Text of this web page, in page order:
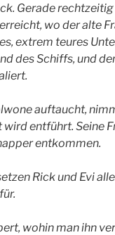
Gerade
wo der alte
extrem teures
des Schiffs, und
auftaucht,
entführt. Seine
entkommen.
Rick und Evi
wohin man ihn